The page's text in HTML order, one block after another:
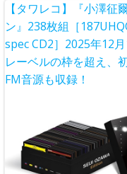
【タワレコ】『小澤征
ン』238枚組［
spec CD2］2025年12
レーベルの枠を超え、
FM音源も収録！